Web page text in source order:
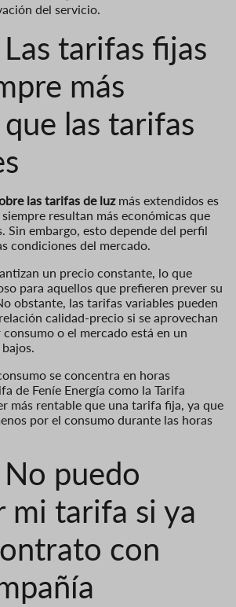
del servicio.
tarifas fijas
más
las tarifas
las tarifas de luzmás extendidos es
resultan más económicas que
Sin embargo, esto depende del perfil
condiciones del mercado.
un precio constante, lo que
para aquellos que prefieren prever su
obstante, las tarifas variables pueden
calidad-precio si se aprovechan
o el mercado está en un
se concentra en horas
de Feníe Energía como la Tarifa
más rentable que una tarifa fija, ya que
por el consumo durante las horas
puedo
mi tarifa si ya
con